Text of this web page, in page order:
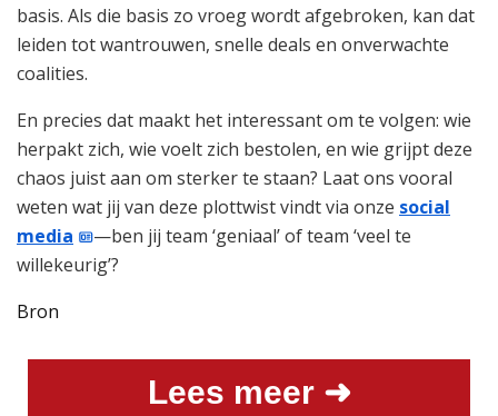
basis. Als die basis zo vroeg wordt afgebroken, kan dat
leiden tot wantrouwen, snelle deals en onverwachte
coalities.
En precies dat maakt het interessant om te volgen: wie
herpakt zich, wie voelt zich bestolen, en wie grijpt deze
chaos juist aan om sterker te staan? Laat ons vooral
weten wat jij van deze plottwist vindt via onze social
media
—ben jij team ‘geniaal’ of team ‘veel te
willekeurig’?
Bron
Lees meer ➜